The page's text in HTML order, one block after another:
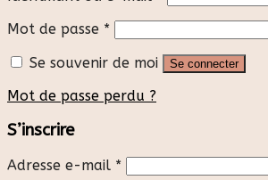
Mot de passe *
Se souvenir de moi
Se connecter
Mot de passe perdu ?
S’inscrire
Adresse e-mail *